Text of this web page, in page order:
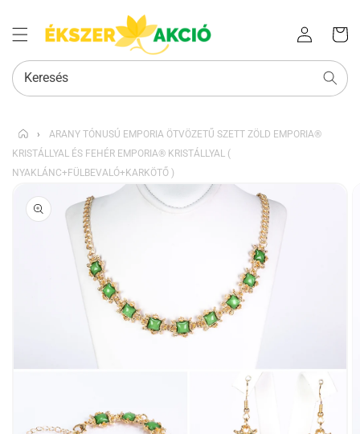
Bejelentkezés
kosara
Keresés
›
ARANY TÓNUSÚ EMPORIA ÖTVÖZETŰ SZETT ZÖLD EMPORIA®
KRISTÁLLYAL ÉS FEHÉR EMPORIA® KRISTÁLLYAL (
NYAKLÁNC+FÜLBEVALÓ+KARKÖTŐ )
UGRÁS A
TERMÉKADATOKRA